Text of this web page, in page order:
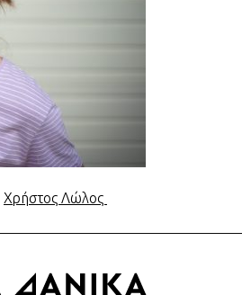
Χρήστος Λώλος